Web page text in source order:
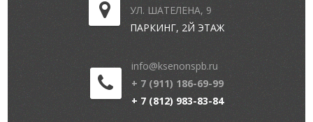
УЛ. ШАТЕЛЕНА, 9
ПАРКИНГ, 2Й ЭТАЖ
info@ksenonspb.ru
+ 7 (911) 186-69-99
+ 7 (812) 983-83-84